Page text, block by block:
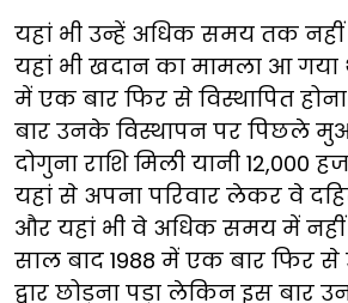
यहां भी उन्हें अधिक समय तक
यहां भी खदान का मामला आ गया
में एक बार फिर से विस्थापित
बार उनके विस्थापन पर पिछले
दोगुना राशि मिली यानी 12,000
यहां से अपना परिवार लेकर वे
और यहां भी वे अधिक समय में
साल बाद 1988 में एक बार फिर से
द्वार छोड़ना पड़ा लेकिन इस बार